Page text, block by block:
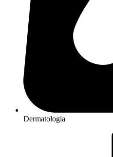
Dermatologia